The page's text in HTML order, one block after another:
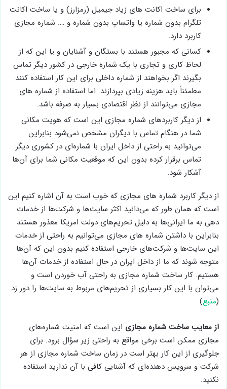
برای ساخت اکانت های زیاد جیمیل (رمزارز) و یا ساخت اکانت
تلگرام بدون شماره یا واتساپ بدون شماره و …. شماره مجازی
کاربرد دارد.
کسانی که مجبور هستند با بستگان و آشنایان و یا این که از
لحاظ کاری و تجاری با یک شماره خارجی در کشور دیگر تماس
بگیرند اگر بخواهند از شماره داخلی برای این کار استفاده کنند
مطمئناً باید هزینه زیادی بپردازند. اما استفاده از شماره های
مجازی می‌توانند از نظر اقتصادی بسیار به صرفه باشد.
از دیگر کاربردهای شماره مجازی این است که هویت مکانی
شما در هنگام تماس با دیگران مشخص نمی‌شود بنابراین
می‌توانید به راحتی از داخل ایران با شماره‌ای در کشوری دیگر
تماس برقرار کرده بدون این که موقعیت مکانی شما برای آن‌ها
آشکار شود.
از دیگر کاربرد شماره های مجازی که خوب است به آن اشاره کنیم این
است که همان طور که می‌دانید اکثر سایت‌ها و شرکت‌ها از خدمات
دهی به ما ایرانی‌ها به دلیل تحریم‌های دولت امریکا معذور هستند
بنابراین با داشتن شماره های مجازی می‌توانیم به راحتی از خدمات
این سایت‌ها و شرکت‌های خارجی استفاده کنیم بدون این که آن‌ها
متوجه شوند که ما از داخل ایران در حال استفاده از خدمات آن‌ها
هستیم. کار ساخت شماره مجازی به راحتی آب خوردن است و
می‌توان با این کار بسیاری از تحریم‌های مربوط به سایت‌ها را دور زد.
(منبع)
از معایب ساخت شماره مجازی این است که امنیت شماره‌های
مجازی ممکن است برخی مواقع به راحتی زیر سؤال برود. برای
جلوگیری از این کار بهتر است در زمان ساخت شماره مجازی از هر
شرکت و سرویس دهنده‌ای که آشنایی کافی با آن ندارید استفاده
نکنید.